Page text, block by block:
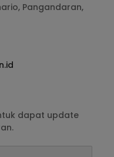
Pangandaran,
dapat update